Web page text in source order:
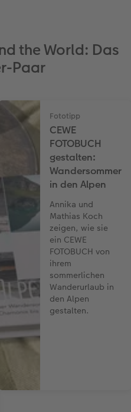
the World: Das
Paar
Fototipp
CEWE
FOTOBUCH
gestalten:
Wandersommer
in den Alpen
Annika und
Mathias Koch
zeigen, wie sie
ein CEWE
FOTOBUCH von
ihrem
sommerlichen
Wanderurlaub in
den Alpen
gestalten.